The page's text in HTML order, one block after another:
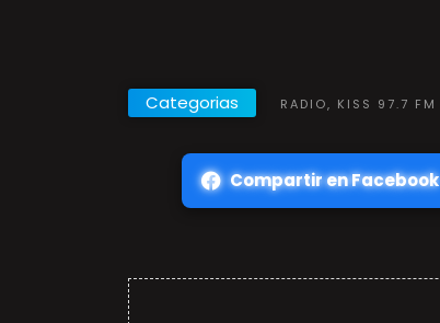
Categorias RADIO, KISS 97.7 FM
Compartir en Facebook